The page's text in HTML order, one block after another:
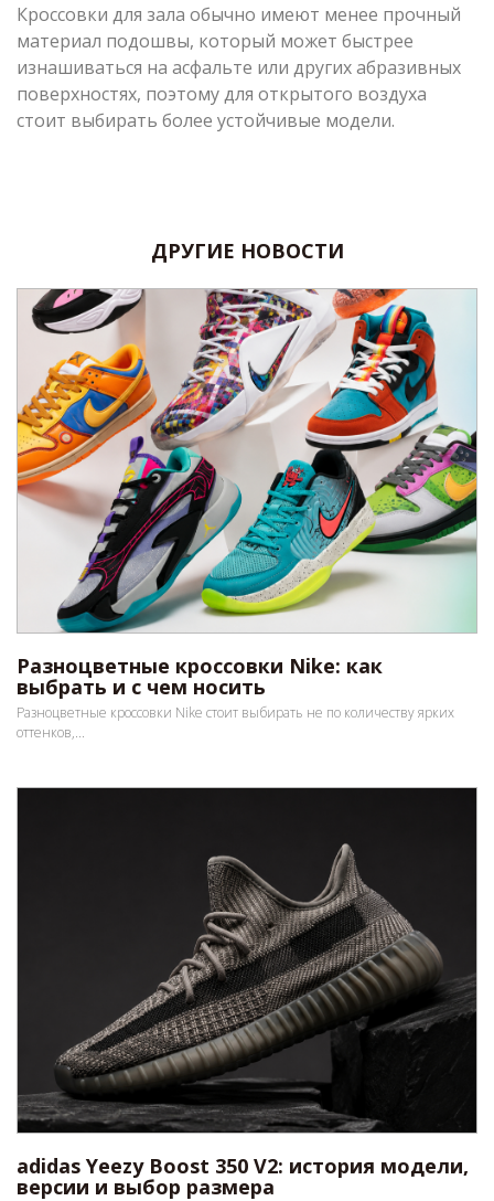
Кроссовки для зала обычно имеют менее прочный
материал подошвы, который может быстрее
изнашиваться на асфальте или других абразивных
поверхностях, поэтому для открытого воздуха
стоит выбирать более устойчивые модели.
ДРУГИЕ НОВОСТИ
Разноцветные кроссовки Nike: как
выбрать и с чем носить
Разноцветные кроссовки Nike стоит выбирать не по количеству ярких
оттенков,...
adidas Yeezy Boost 350 V2: история модели,
версии и выбор размера